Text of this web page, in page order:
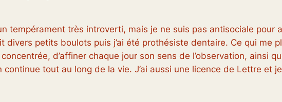
tempérament très introverti, mais je ne suis pas antisociale pour
divers petits boulots puis j’ai été prothésiste dentaire. Ce qui me
d’affiner chaque jour son sens de l’observation, ainsi
tout au long de la vie. J’ai aussi une licence de Lettre et